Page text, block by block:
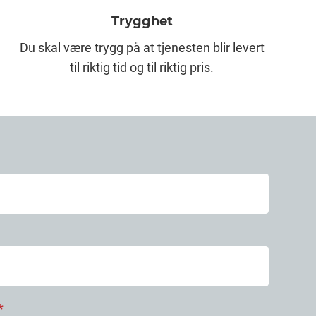
Trygghet
Du skal være trygg på at tjenesten blir levert
til riktig tid og til riktig pris.